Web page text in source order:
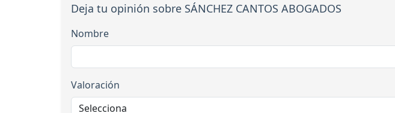
Deja tu opinión sobre SÁNCHEZ CANTOS ABOGADOS
Nombre
Valoración